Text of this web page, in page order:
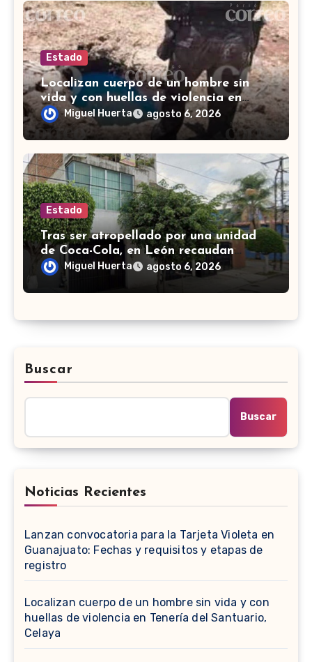
Estado
Localizan cuerpo de un hombre sin
vida y con huellas de violencia en
Tenería del Santuario, Celaya
Miguel Huerta agosto 6, 2026
Estado
Tras ser atropellado por una unidad
de Coca-Cola, en León recaudan
fondos para salvar a perrito de edad
avanzada
Miguel Huerta agosto 6, 2026
Buscar
Buscar
Noticias Recientes
Lanzan convocatoria para la Tarjeta Violeta en
Guanajuato: Fechas y requisitos y etapas de
registro
Localizan cuerpo de un hombre sin vida y con
huellas de violencia en Tenería del Santuario,
Celaya